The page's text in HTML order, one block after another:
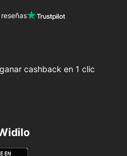
reseñas
cashback en 1 clic